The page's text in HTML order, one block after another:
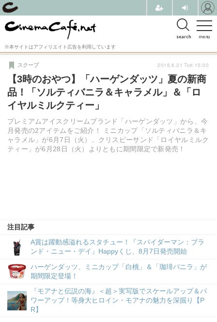
menu
search
※本サイトはアフィリエイト広告を利用しています
【3時のおやつ】「ハーゲンダッツ」夏の新商
品！「ソルティバニラ＆キャラメル」＆「ロ
イヤルミルクティー」
プレミアムアイスクリームブランド「ハーゲンダッツ」から、今
月発売の2アイテムをご紹介！ ミニカップ「ソルティバニラ＆キ
ャラメル」が6月7日（火）、クリスピーサンド「ロイヤルミルク
ティー」が6月28日（火）よりともに期間限定で新発売！
スクープ
注目記事
A賞は躍動感溢れるスタチュー！『スパイダーマン：ブラ
ンド・ニュー・デイ』Happyくじ、8月7日発売開始
ハーゲンダッツ、ミニカップ「白桃」＆「珈琲バニラ」が
期間限定登場！
『モアナと伝説の海』＜超＞実写版でスケールアップ＆パ
ワーアップ！等身大ヒロイン・モアナの魅力を深掘り【P
R】
2016.6.21 Tue 15:00